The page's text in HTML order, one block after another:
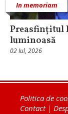
In memoriam
Preasfințitul
luminoasă
02 Iul, 2026
Politica de
Contact|